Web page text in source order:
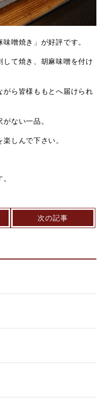
噌焼き」が好評です。
して焼き、胡麻味噌を付け
がら皆様ももとへ届けられ
ない一品。
しんで下さい。
次の記事